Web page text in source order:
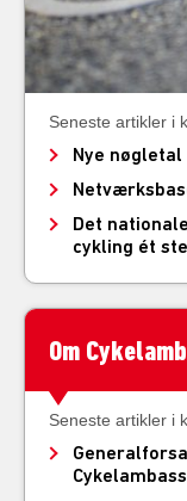
Seneste artikler i
Nye
Det
cykling ét
Om
Seneste artikler i